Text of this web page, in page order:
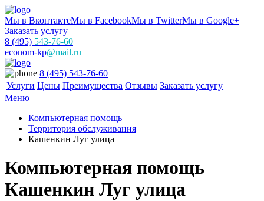
Мы в ВконтактеМы в FacebookМы в TwitterМы в Google+
Заказать услугу
8 (495) 543-76-60
econom-kp@mail.ru
8 (495) 543-76-60
Услуги Цены Преимущества Отзывы Заказать услугу
Меню
Компьютерная помощь
Территория обслуживания
Кашенкин Луг улица
Компьютерная помощь
Кашенкин Луг улица